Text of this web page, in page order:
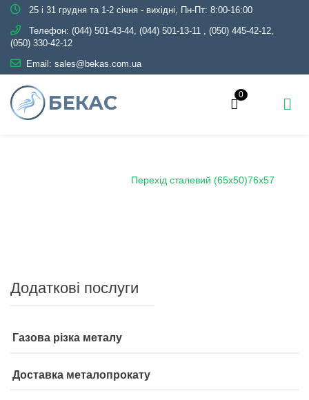
25 і 31 грудня та 1-2 січня - вихідні, Пн-Пт: 8:00-16:00
Телефон: (044) 501-43-44, (044) 501-13-11 , (050) 445-42-12,
(050) 330-42-12
Email: sales@bekas.com.ua
0
Перехід сталевий (65х50)76х57
Додаткові послуги
Газова різка металу
Доставка металопрокату